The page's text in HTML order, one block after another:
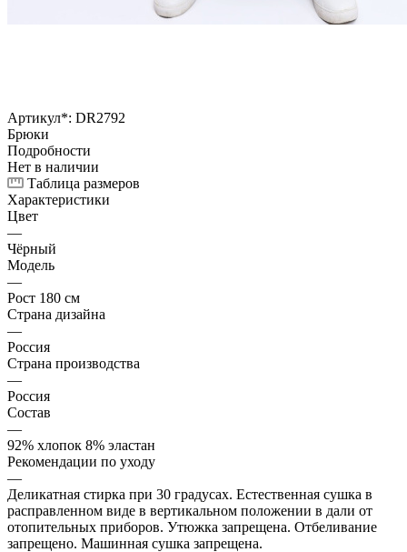
Артикул*: DR2792
Брюки
Подробности
Нет в наличии
Таблица размеров
Характеристики
Цвет
—
Чёрный
Модель
—
Рост 180 см
Страна дизайна
—
Россия
Страна производства
—
Россия
Состав
—
92% хлопок 8% эластан
Рекомендации по уходу
—
Деликатная стирка при 30 градусах. Естественная сушка в
расправленном виде в вертикальном положении в дали от
отопительных приборов. Утюжка запрещена. Отбеливание
запрещено. Машинная сушка запрещена.